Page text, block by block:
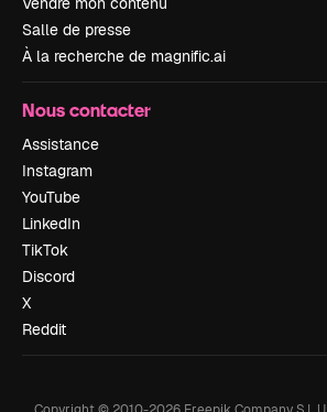
Salle de presse
À la recherche de magnific.ai
Nous contacter
Assistance
Instagram
YouTube
LinkedIn
TikTok
Discord
X
Reddit